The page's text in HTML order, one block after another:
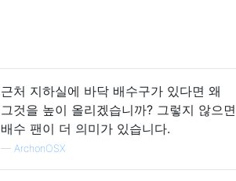
근처 지하실에 바닥 배수구가 있다면 왜
그것을 높이 올리겠습니까? 그렇지 않으면
배수 팬이 더 의미가 있습니다.
— ArchonOSX